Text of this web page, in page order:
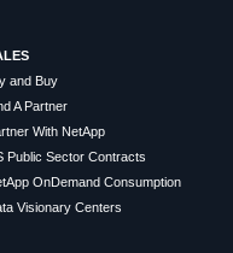
and Buy
A Partner
With NetApp
Public Sector Contracts
OnDemand Consumption
Visionary Centers